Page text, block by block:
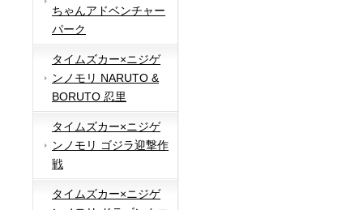
ちゃんアドベンチャー
パーク
タイムズカー×ニジゲ
ンノモリ NARUTO &
BORUTO 忍里
タイムズカー×ニジゲ
ンノモリ ゴジラ迎撃作
戦
タイムズカー×ニジゲ